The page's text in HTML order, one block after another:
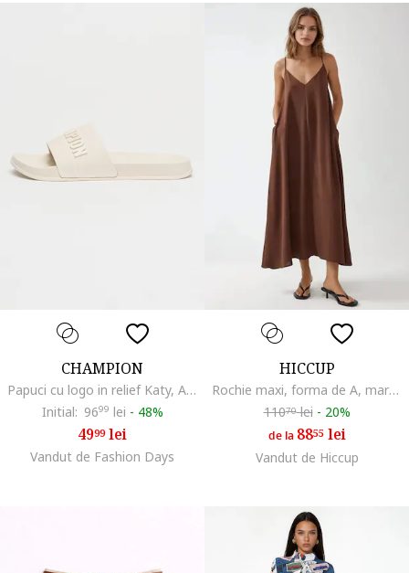
CHAMPION
Papuci cu logo in relief Katy, Alb fildes
Initial: 9699 lei - 48%
4999lei
Vandut de Fashion Days
HICCUP
Rochie maxi, forma de A, maro, textil
11070lei - 20%
de la 8855lei
Vandut de Hiccup